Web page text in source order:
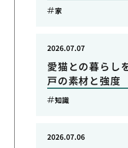
家
愛猫との暮らし
戸の素材と強度
2026.07.07
知識
2026.07.06